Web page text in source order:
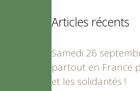
Articles récents
Samedi 26
partout en France
et les solidarités !